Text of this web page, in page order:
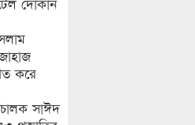
দোকান
করে
সাঈদ